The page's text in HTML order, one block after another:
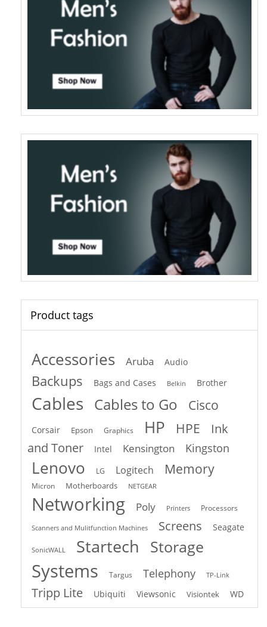
Product tags
Accessories Aruba Audio
Backups Bags and Cases Belkin Brother
Cables Cables to Go Cisco
Corsair Epson Graphics HP HPE
Ink
and Toner
Intel Kensington Kingston
Lenovo LG Logitech Memory
Micron Motherboards NETGEAR
Networking Poly Printers Processors
Scanners and Mulitfunction Machines Screens Seagate
SonicWALL Startech Storage
Systems Targus Telephony TP-Link
Tripp Lite Ubiquiti Viewsonic Visiontek WD